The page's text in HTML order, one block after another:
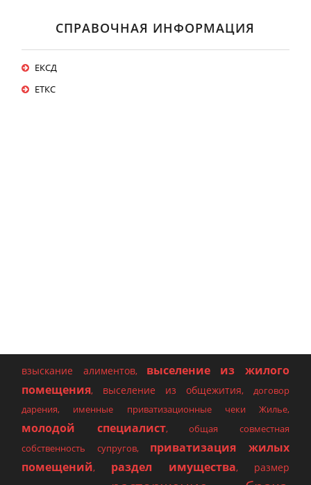
СПРАВОЧНАЯ ИНФОРМАЦИЯ
ЕКСД
ЕТКС
взыскание алиментов, выселение из жилого
помещения, выселение из общежития, договор
дарения, именные приватизационные чеки Жилье,
молодой специалист,общая совместная
собственность супругов, приватизация жилых
помещений, раздел имущества, размер